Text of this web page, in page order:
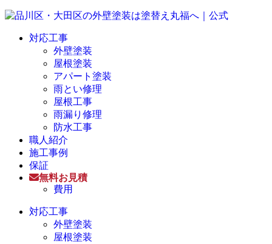
対応工事
外壁塗装
屋根塗装
アパート塗装
雨とい修理
屋根工事
雨漏り修理
防水工事
職人紹介
施工事例
保証
無料お見積
費用
対応工事
外壁塗装
屋根塗装